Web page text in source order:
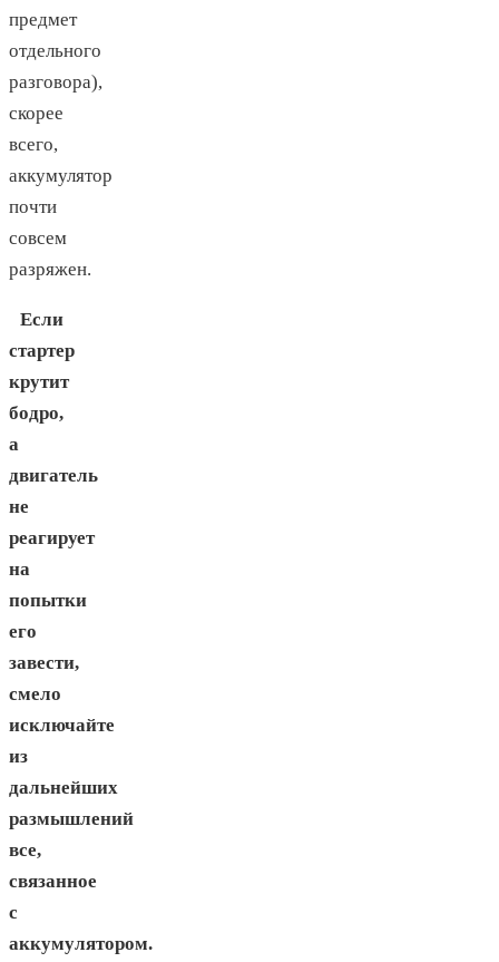
предмет
отдельного
разговора),
скорее
всего,
аккумулятор
почти
совсем
разряжен.
Если
стартер
крутит
бодро,
а
двигатель
не
реагирует
на
попытки
его
завести,
смело
исключайте
из
дальнейших
размышлений
все,
связанное
с
аккумулятором.